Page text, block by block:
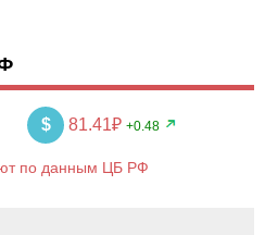
$ 81.41₽ +0.48
по данным ЦБ РФ